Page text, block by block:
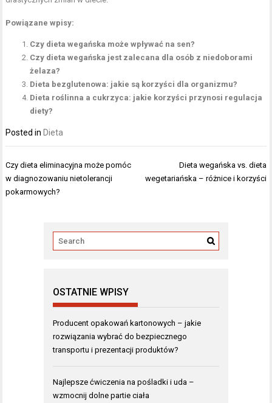
Powiązane wpisy:
Czy dieta wegańska może wpływać na sen?
Czy dieta wegańska jest zalecana dla osób z niedoborami
żelaza?
Dieta bezglutenowa: jakie są korzyści dla organizmu?
Dieta roślinna a cukrzyca: jakie korzyści przynosi regulacja
diety?
Posted in Dieta
Nawigacja
wpisu
Czy dieta eliminacyjna może pomóc
w diagnozowaniu nietolerancji
pokarmowych?
Dieta wegańska vs. dieta
wegetariańska – różnice i korzyści
OSTATNIE WPISY
Producent opakowań kartonowych – jakie
rozwiązania wybrać do bezpiecznego
transportu i prezentacji produktów?
Najlepsze ćwiczenia na pośladki i uda –
wzmocnij dolne partie ciała